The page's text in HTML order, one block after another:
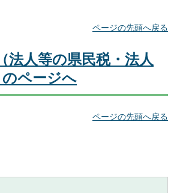
ページの先頭へ戻る
法人等の県民税・法人
ページへ
ページの先頭へ戻る